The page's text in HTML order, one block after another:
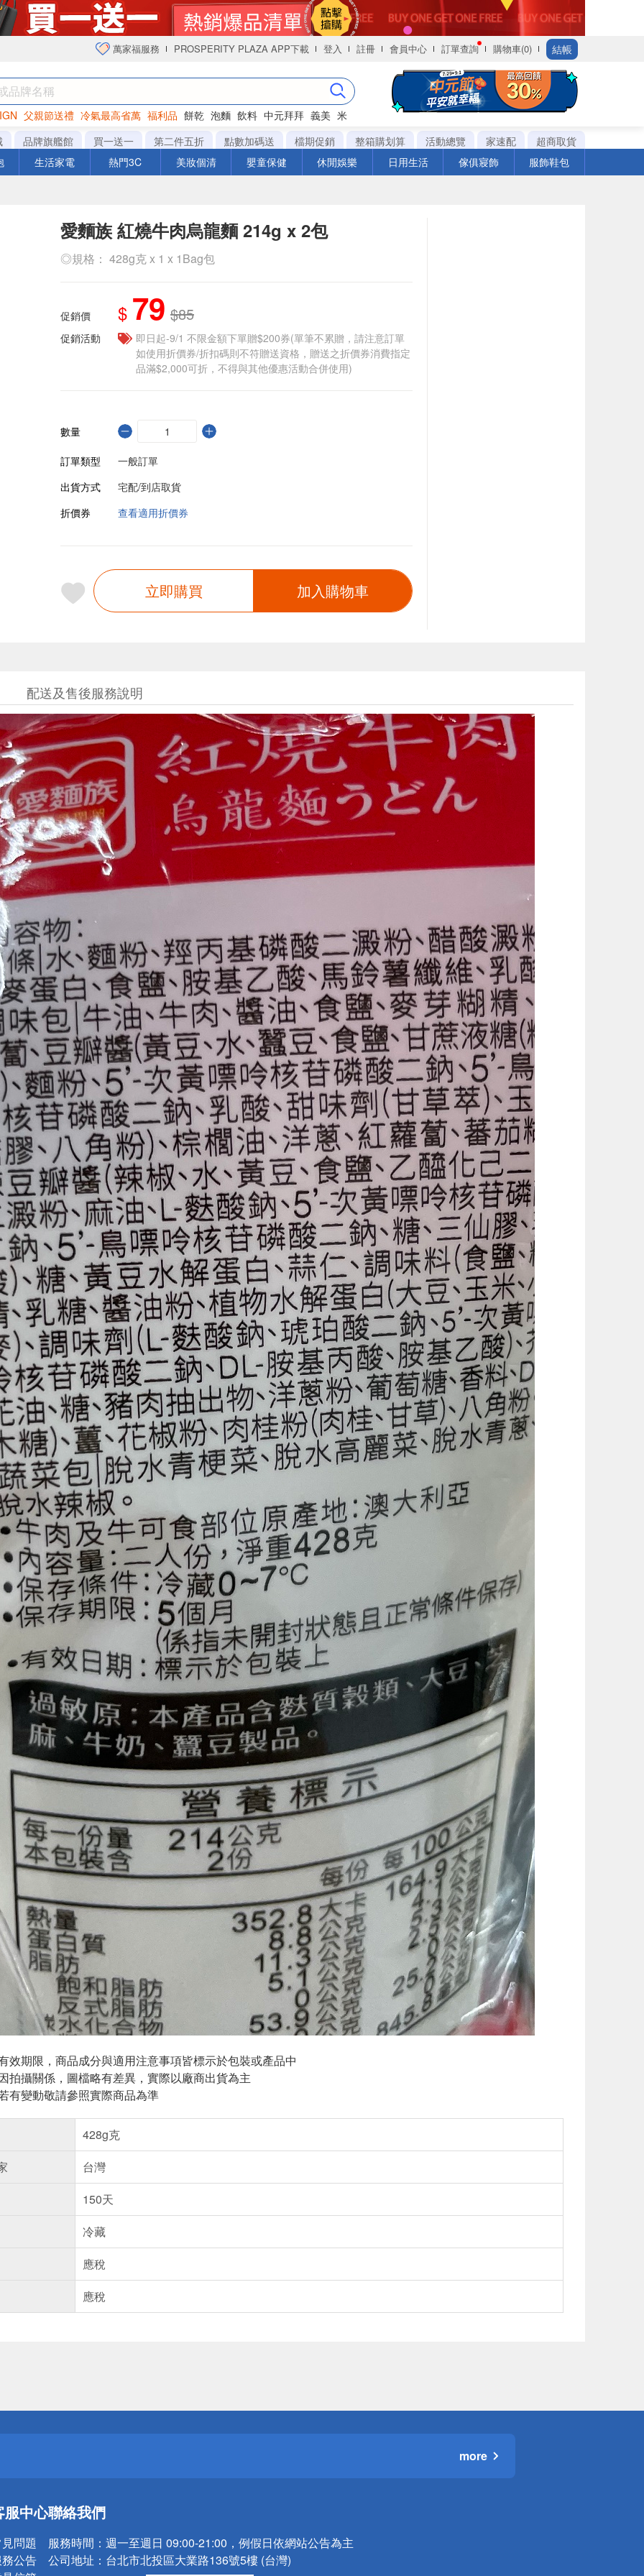
萬家福服務 PROSPERITY PLAZA APP下載 登入 註冊 會員中心 訂單查詢 購物車(0) 結帳
父親節送禮 冷氣最高省萬 福利品 餅乾 泡麵 飲料 中元拜拜 義美 米
衛生紙
品牌旗艦館 買一送一 第二件五折 點數加碼送 檔期促銷 整箱購划算 活動總覽 家速配
超商取貨
生活家電 熱門3C 美妝個清 嬰童保健 休閒娛樂 日用生活 傢俱寢飾 服飾鞋包
愛麵族 紅燒牛肉烏龍麵 214g x 2包
◎規格： 428g克 x 1 x 1Bag包
促銷價 $ 79 $85
促銷活動
即日起-9/1 不限金額下單贈$200券(單筆不累贈，請注意訂單
如使用折價券/折扣碼則不符贈送資格，贈送之折價券消費指定
品滿$2,000可折，不得與其他優惠活動合併使用)
數量
訂單類型
一般訂單
出貨方式
宅配/到店取貨
折價券
查看適用折價券
立即購買 加入購物車
配送及售後服務說明
效期限，商品成分與適用注意事項皆標示於包裝或產品中
拍攝關係，圖檔略有差異，實際以廠商出貨為主
有變動敬請參照實際商品為準
428g克
台灣
150天
冷藏
應稅
應稅
小心！
小心！
more
服中心
問題
公告
聯絡我們
服務時間： 週一至週日 09:00-21:00，例假日依網站公告為主
公司地址： 台北市北投區大業路136號5樓 (台灣)